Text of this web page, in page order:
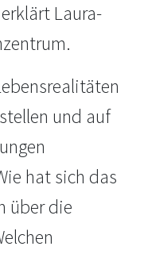
Laura-
und auf
hat sich das
über die